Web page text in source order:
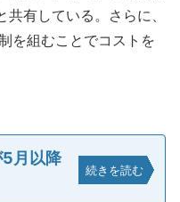
有している。さらに、
を組むことでコストを
月以降
続きを読む